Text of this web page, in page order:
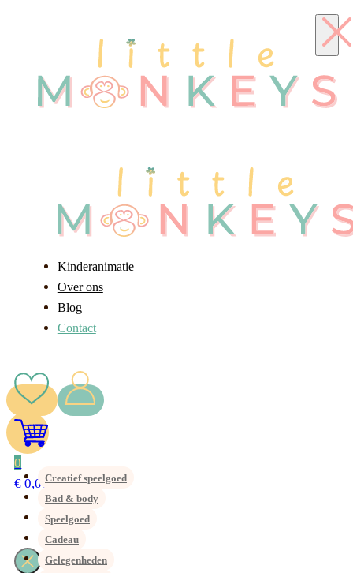
Kinderanimatie
Over ons
Blog
Contact
0
€ 0,00Creatief speelgoed
Bad & body
Speelgoed
Cadeau
Gelegenheden